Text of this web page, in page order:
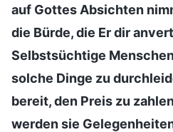
auf Gottes Absichten
die Bürde, die Er dir
Selbstsüchtige
solche Dinge zu
bereit, den Preis zu
werden sie